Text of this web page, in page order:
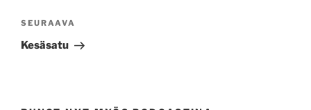
Seuraava
artikkeli
SEURAAVA
Kesäsatu